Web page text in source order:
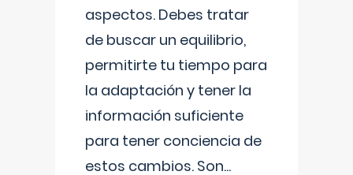
aspectos. Debes tratar
de buscar un equilibrio,
permitirte tu tiempo para
la adaptación y tener la
información suficiente
para tener conciencia de
estos cambios. Son...